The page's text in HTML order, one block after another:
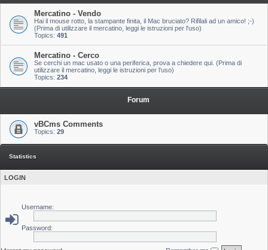
Mercatino - Vendo
Hai il mouse rotto, la stampante finita, il Mac bruciato? Rifilali ad un amico! ;-)
(Prima di utilizzare il mercatino, leggi le istruzioni per l'uso)
Topics: 491
Mercatino - Cerco
Se cerchi un mac usato o una periferica, prova a chiedere qui. (Prima di
utilizzare il mercatino, leggi le istruzioni per l'uso)
Topics: 234
Forum
vBCms Comments
Topics: 29
Statistics
LOGIN
Username:
Password: